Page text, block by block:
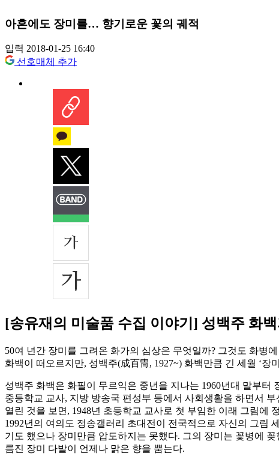
아흔에도 장미를… 향기로운 꽃의 궤적
입력 2018-01-25 16:40
선호매체 추가
[송유재의 미술품 수집 이야기] 성백주 화
50여 년간 장미를 그려온 화가의 심상은 무엇일까? 그것도 화병
화백이 떠오르지만, 성백주(成百冑, 1927~) 화백만큼 긴 세월 ‘장
성백주 화백은 화필이 무르익은 중년을 지나는 1960년대 말부
중등학교 교사, 지방 방송국 편성부 등에서 사회생활을 하면서
열린 것을 보면, 1948년 초등학교 교사로 첫 부임한 이래 그림에
1992년의 여의도 정송갤러리 초대전이 전국적으로 자신의 그림
기도 했으나 장미만큼 압도하지는 못했다. 그의 장미는 꽃병에
름진 장미 다발이 언제나 맑은 향을 뿜는다.